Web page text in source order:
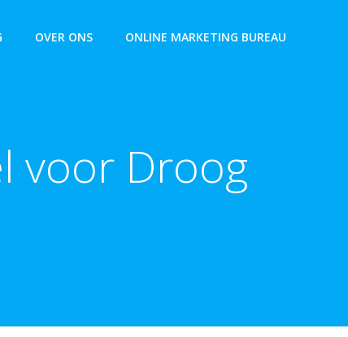
OVER ONS ONLINE MARKETING BUREAU
voor Droog